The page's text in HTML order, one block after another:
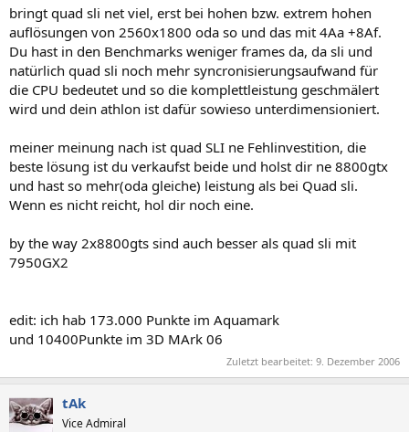
bringt quad sli net viel, erst bei hohen bzw. extrem hohen
auflösungen von 2560x1800 oda so und das mit 4Aa +8Af.
Du hast in den Benchmarks weniger frames da, da sli und
natürlich quad sli noch mehr syncronisierungsaufwand für
die CPU bedeutet und so die komplettleistung geschmälert
wird und dein athlon ist dafür sowieso unterdimensioniert.
meiner meinung nach ist quad SLI ne Fehlinvestition, die
beste lösung ist du verkaufst beide und holst dir ne 8800gtx
und hast so mehr(oda gleiche) leistung als bei Quad sli.
Wenn es nicht reicht, hol dir noch eine.
by the way 2x8800gts sind auch besser als quad sli mit
7950GX2
edit: ich hab 173.000 Punkte im Aquamark
und 10400Punkte im 3D MArk 06
Zuletzt bearbeitet: 9. Dezember 2006
tAk
Vice Admiral